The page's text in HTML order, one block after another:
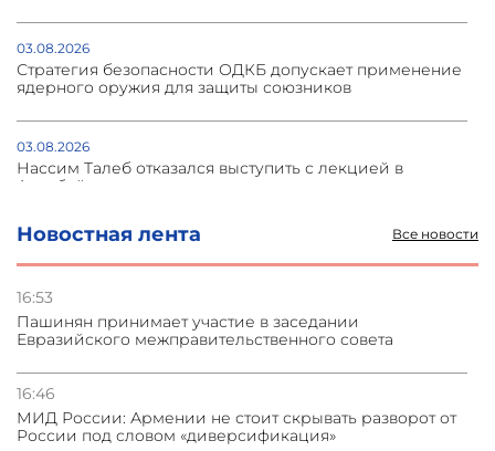
Новостная лента Все новости
16:53
Пашинян принимает участие в заседании
Евразийского межправительственного совета
16:46
МИД России: Армении не стоит скрывать разворот от
России под словом «диверсификация»
03.08.2026
Стратегия безопасности ОДКБ допускает применение
ядерного оружия для защиты союзников
03.08.2026
Нассим Талеб отказался выступить с лекцией в
Азербайджане
31.07.2026
Сотрудничество и очереди – детали визита главы
31.07.2026
31.07.2026